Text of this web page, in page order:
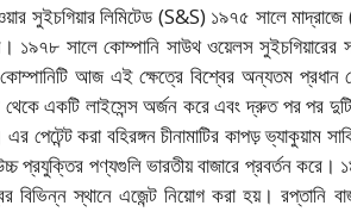
সুইচগিয়ার লিমিটেড (S&S) ১৯৭৫ সালে
১৯৭৮ সালে কোম্পানি সাউথ ওয়েলস
আজ এই ক্ষেত্রে বিশ্বের অন্যতম প্রধান
একটি লাইসেন্স অর্জন করে এবং দ্রুত পর পর
পেটেন্ট করা বহিরঙ্গন চীনামাটির কাপড় ভ্যাকুয়াম
প্রযুক্তির পণ্যগুলি ভারতীয় বাজারে প্রবর্তন করে।
বিভিন্ন স্থানে এজেন্ট নিয়োগ করা হয়। রপ্তানি